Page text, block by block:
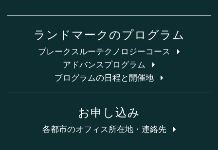
ランドマークのプログラム
ブレークスルーテクノロジーコース
アドバンスプログラム
プログラムの日程と開催地
お申し込み
各都市のオフィス所在地・連絡先